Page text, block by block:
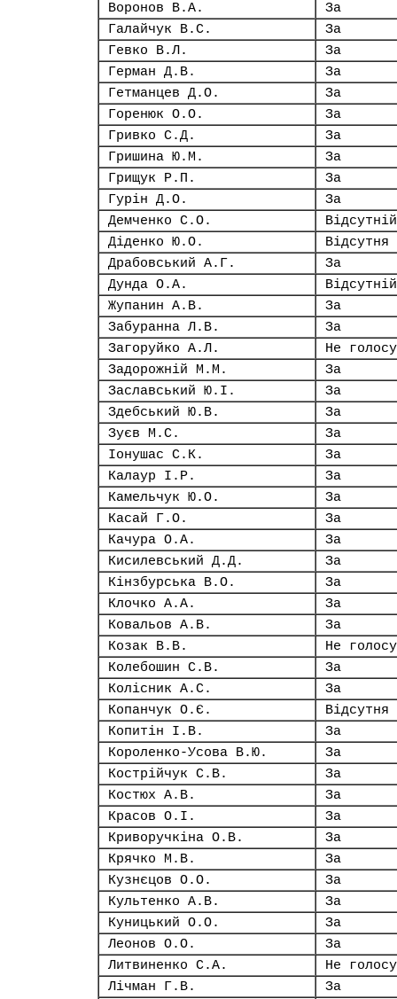
Воронов В.А.
За
Галайчук В.С.
За
Гевко В.Л.
За
Герман Д.В.
За
Гетманцев Д.О.
За
Горенюк О.О.
За
Гривко С.Д.
За
Гришина Ю.М.
За
Грищук Р.П.
За
Гурін Д.О.
За
Демченко С.О.
Відсутній
Діденко Ю.О.
Відсутня
Драбовський А.Г.
За
Дунда О.А.
Відсутній
Жупанин А.В.
За
Забуранна Л.В.
За
Загоруйко А.Л.
Не
Задорожній М.М.
За
Заславський Ю.І.
За
Здебський Ю.В.
За
Зуєв М.С.
За
Іонушас С.К.
За
Калаур І.Р.
За
Камельчук Ю.О.
За
Касай Г.О.
За
Качура О.А.
За
Кисилевський Д.Д.
За
Кінзбурська В.О.
За
Клочко А.А.
За
Ковальов А.В.
За
Козак В.В.
Не
Колебошин С.В.
За
Колісник А.С.
За
Копанчук О.Є.
Відсутня
Копитін І.В.
За
Короленко-Усова В.Ю.
За
Кострійчук С.В.
За
Костюх А.В.
За
Красов О.І.
За
Криворучкіна О.В.
За
Крячко М.В.
За
Кузнєцов О.О.
За
Культенко А.В.
За
Куницький О.О.
За
Леонов О.О.
За
Литвиненко С.А.
Не
Лічман Г.В.
За